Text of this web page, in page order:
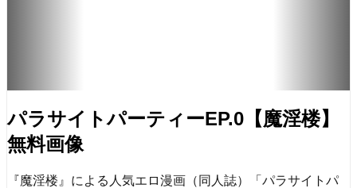
パラサイトパーティーEP.0【魔淫楼】
無料画像
『魔淫楼』による人気エロ漫画（同人誌）「パラサイトパ